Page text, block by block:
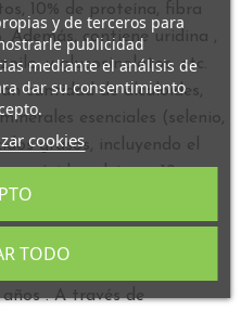
10% de proteína, fibra
Además, contiene uridina ,
y glucosinolatos, etc.
cantidad de alcaloides,
esenciales (selenio,
grasos, incluyendo el
y ácidos oleico, y 19
a cultivar y
. A través de
y de terceros para
publicidad
mediante el análisis de
dar su consentimiento
cookies
TODO